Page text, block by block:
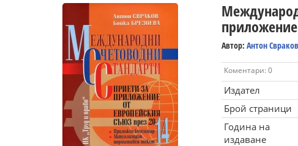
приложение
Автор: Антон
Коментари: 0
Издател
Брой страници
Година на
издаване